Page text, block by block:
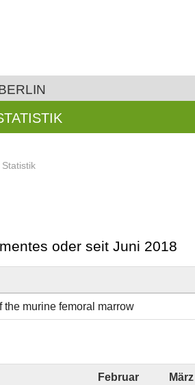
Statistik
oder seit Juni 2018
murine femoral marrow
Februar
März